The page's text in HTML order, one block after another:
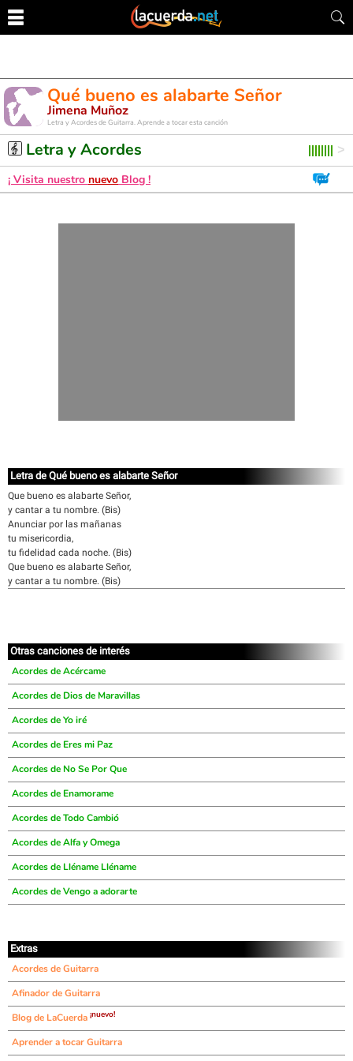
Qué bueno es alabarte Señor
Jimena Muñoz
Letra y Acordes de Guitarra. Aprende a tocar esta canción
Letra y Acordes
¡ Visita nuestro nuevo Blog !
Letra de Qué bueno es alabarte Señor
Que bueno es alabarte Señor,
y cantar a tu nombre. (Bis)
Anunciar por las mañanas
tu misericordia,
tu fidelidad cada noche. (Bis)
Que bueno es alabarte Señor,
y cantar a tu nombre. (Bis)
Otras canciones de interés
Acordes de Acércame
Acordes de Dios de Maravillas
Acordes de Yo iré
Acordes de Eres mi Paz
Acordes de No Se Por Que
Acordes de Enamorame
Acordes de Todo Cambió
Acordes de Alfa y Omega
Acordes de Lléname Lléname
Acordes de Vengo a adorarte
Extras
Acordes de Guitarra
Afinador de Guitarra
Blog de LaCuerda ¡nuevo!
Aprender a tocar Guitarra